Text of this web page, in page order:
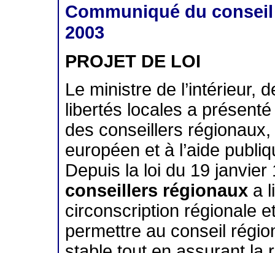
Communiqué du
2003
PROJET DE LOI
Le ministre de l’intérieur,
libertés locales a
des conseillers
européen et à l’aide
Depuis la loi du 19
conseillers régionaux a
circonscription régionale
permettre au conseil